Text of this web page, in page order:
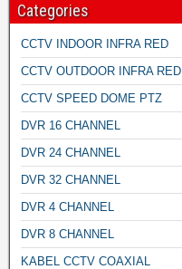
Categories
CCTV INDOOR INFRA RED
CCTV OUTDOOR INFRA RED
CCTV SPEED DOME PTZ
DVR 16 CHANNEL
DVR 24 CHANNEL
DVR 32 CHANNEL
DVR 4 CHANNEL
DVR 8 CHANNEL
KABEL CCTV COAXIAL